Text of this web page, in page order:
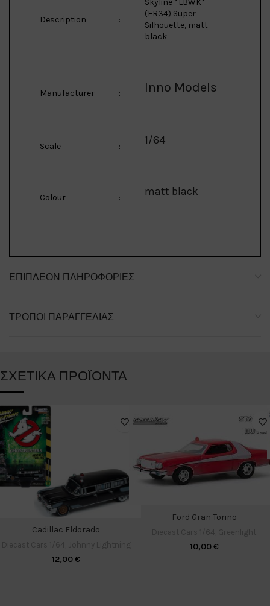
Description :
Skyline *LBWK*
(ER34) Super
Silhouette, matt
black
Manufacturer : Inno Models
Scale : 1/64
Colour : matt black
ΕΠΙΠΛΈΟΝ ΠΛΗΡΟΦΟΡΊΕΣ
ΤΡΌΠΟΙ ΠΑΡΑΓΓΕΛΊΑΣ
ΣΧΕΤΙΚΆ ΠΡΟΪΌΝΤΑ
Cadillac Eldorado
12,00€
Ford Gran Torino
10,00€